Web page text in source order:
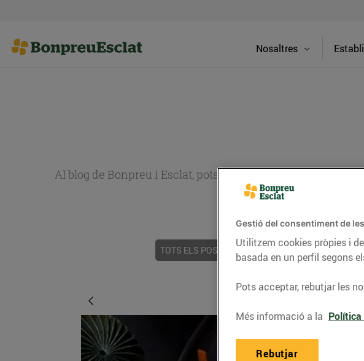
Nosaltres
Al blog de Bonpreu i Esclat, pots trobar receptes, consells
TOTS ELS POSTS ACTUALITAT CONSELLS I
Gestió del consentiment de
Utilitzem cookies pròpies i
basada en un perfil segons
Pots acceptar, rebutjar les
Més informació a la Política
Rebutjar